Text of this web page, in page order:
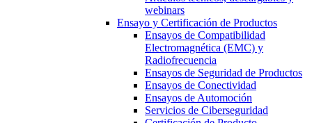
webinars
Ensayo y Certificación de Productos
Ensayos de Compatibilidad
Electromagnética (EMC) y
Radiofrecuencia
Ensayos de Seguridad de Productos
Ensayos de Conectividad
Ensayos de Automoción
Servicios de Ciberseguridad